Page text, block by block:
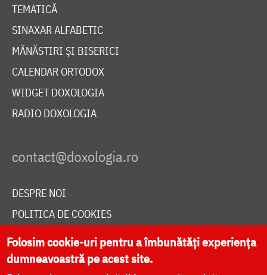
TEMATICĂ
SINAXAR ALFABETIC
MĂNĂSTIRI ȘI BISERICI
CALENDAR ORTODOX
WIDGET DOXOLOGIA
RADIO DOXOLOGIA
DESPRE NOI
POLITICA DE COOKIES
DONEAZĂ ONLINE PENTRU CATEDRALA NAȚIONALĂ
Folosim cookie-uri pentru a îmbunătăți experiența
dumneavoastră pe acest site.